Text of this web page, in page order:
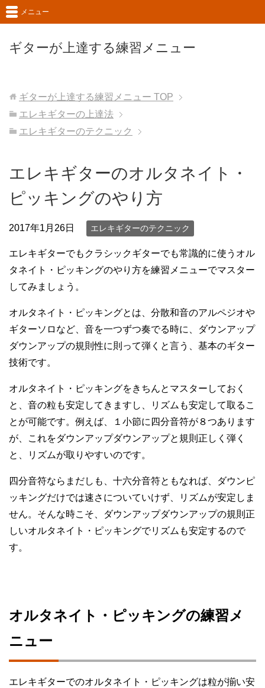
ギターが上達する練習メニュー
メニュー
ギターが上達する練習メニュー TOP
エレキギターの上達法
エレキギターのテクニック
エレキギターのオルタネイト・
ピッキングのやり方
2017年1月26日 エレキギターのテクニック
エレキギターでもクラシックギターでも常識的に使うオル
タネイト・ピッキングのやり方を練習メニューでマスター
してみましょう。
オルタネイト・ピッキングとは、分散和音のアルペジオや
ギターソロなど、音を一つずつ奏でる時に、ダウンアップ
ダウンアップの規則性に則って弾くと言う、基本のギター
技術です。
オルタネイト・ピッキングをきちんとマスターしておく
と、音の粒も安定してきますし、リズムも安定して取るこ
とが可能です。例えば、１小節に四分音符が８つあります
が、これをダウンアップダウンアップと規則正しく弾く
と、リズムが取りやすいのです。
四分音符ならまだしも、十六分音符ともなれば、ダウンピ
ッキングだけでは速さについていけず、リズムが安定しま
せん。そんな時こそ、ダウンアップダウンアップの規則正
しいオルタネイト・ピッキングでリズムも安定するので
す。
オルタネイト・ピッキングの練習メ
ニュー
エレキギターでのオルタネイト・ピッキングは粒が揃い安